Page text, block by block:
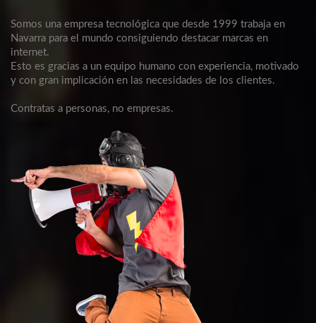
Somos una empresa tecnológica que desde 1999 trabaja en
Navarra para el mundo consiguiendo destacar marcas en
internet.
Esto es gracias a un equipo humano con experiencia, motivado
y con gran implicación en las necesidades de los clientes.
Contratas a personas, no empresas.